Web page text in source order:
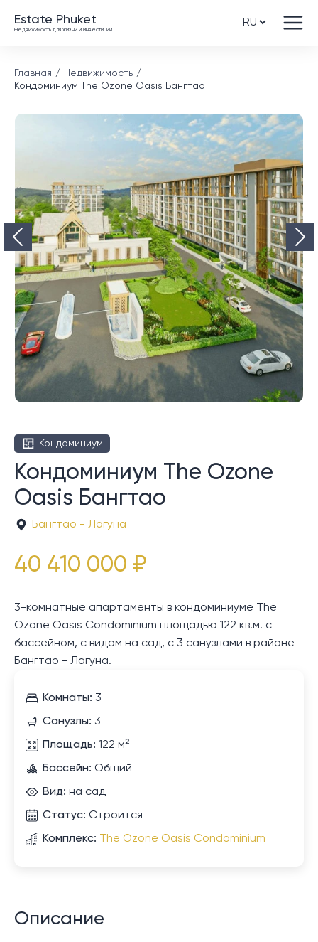
Estate Phuket
Недвижимость для жизни и инвестиций
Главная
Недвижимость
Кондоминиум The Ozone Oasis Бангтао
Кондоминиум
Кондоминиум The Ozone
Oasis Бангтао
Бангтао - Лагуна
40 410 000 ₽
3-комнатные апартаменты в кондоминиуме The
Ozone Oasis Condominium площадью 122 кв.м. с
бассейном, с видом на сад, с 3 санузлами в районе
Бангтао - Лагуна.
Комнаты: 3
Санузлы: 3
Площадь: 122 м²
Бассейн: Общий
Вид: на сад
Статус: Строится
Комплекс: The Ozone Oasis Condominium
Описание